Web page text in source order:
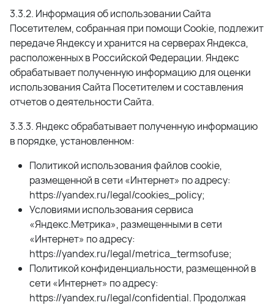
3.3.2. Информация об использовании Сайта
Посетителем, собранная при помощи Cookie, подлежит
передаче Яндексу и хранится на серверах Яндекса,
расположенных в Российской Федерации. Яндекс
обрабатывает полученную информацию для оценки
использования Сайта Посетителем и составления
отчетов о деятельности Сайта.
3.3.3. Яндекс обрабатывает полученную информацию
в порядке, установленном:
Политикой использования файлов cookie,
размещенной в сети «Интернет» по адресу:
https://yandex.ru/legal/cookies_policy;
Условиями использования сервиса
«Яндекс.Метрика», размещенными в сети
«Интернет» по адресу:
https://yandex.ru/legal/metrica_termsofuse;
Политикой конфиденциальности, размещенной в
сети «Интернет» по адресу:
https://yandex.ru/legal/confidential. Продолжая